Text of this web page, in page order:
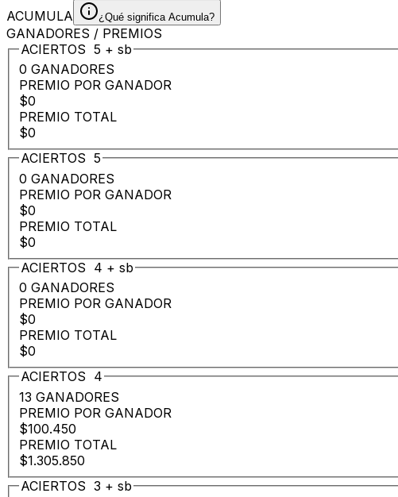
ACUMULA
¿Qué significa Acumula?
GANADORES / PREMIOS
ACIERTOS 5 + sb
0 GANADORES
PREMIO POR GANADOR
$0
PREMIO TOTAL
$0
ACIERTOS 5
0 GANADORES
PREMIO POR GANADOR
$0
PREMIO TOTAL
$0
ACIERTOS 4 + sb
0 GANADORES
PREMIO POR GANADOR
$0
PREMIO TOTAL
$0
ACIERTOS 4
13 GANADORES
PREMIO POR GANADOR
$100.450
PREMIO TOTAL
$1.305.850
ACIERTOS 3 + sb